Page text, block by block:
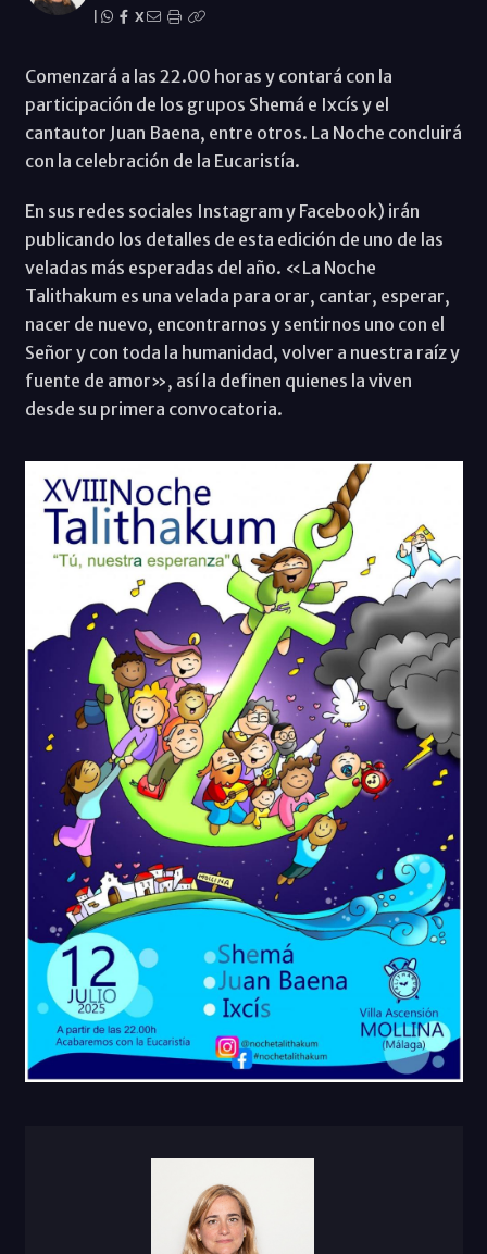
X
Comenzará a las 22.00 horas y contará con la
participación de los grupos Shemá e Ixcís y el
cantautor Juan Baena, entre otros. La Noche concluirá
con la celebración de la Eucaristía.
En sus redes sociales Instagram y Facebook) irán
publicando los detalles de esta edición de uno de las
veladas más esperadas del año. «La Noche
Talithakum es una velada para orar, cantar, esperar,
nacer de nuevo, encontrarnos y sentirnos uno con el
Señor y con toda la humanidad, volver a nuestra raíz y
fuente de amor», así la definen quienes la viven
desde su primera convocatoria.